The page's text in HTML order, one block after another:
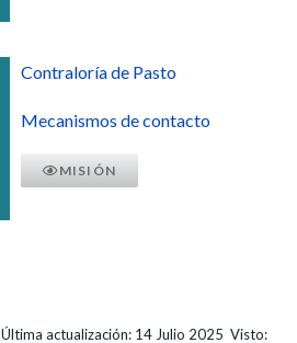
Contraloría de Pasto
Mecanismos de contacto
MISIÓN
Última actualización: 14 Julio 2025 Visto: